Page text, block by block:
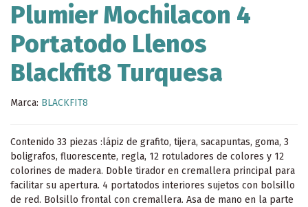
Plumier Mochilacon 4
Portatodo Llenos
Blackfit8 Turquesa
Marca: BLACKFIT8
Contenido 33 piezas :lápiz de grafito, tijera, sacapuntas, goma, 3
boligrafos, fluorescente, regla, 12 rotuladores de colores y 12
colorines de madera. Doble tirador en cremallera principal para
facilitar su apertura. 4 portatodos interiores sujetos con bolsillo
de red. Bolsillo frontal con cremallera. Asa de mano en la parte